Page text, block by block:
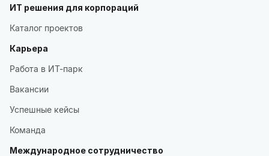
ИТ решения для корпораций
Каталог проектов
Карьера
Работа в ИТ-парк
Вакансии
Успешные кейсы
Команда
Международное сотрудничество